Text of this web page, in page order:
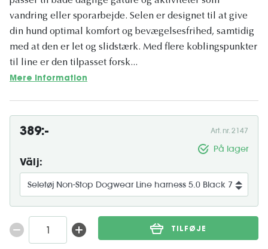
vandring eller sporarbejde. Selen er designet til at give
din hund optimal komfort og bevægelsesfrihed, samtidig
med at den er let og slidstærk. Med flere koblingspunkter
til line er den tilpasset forsk...
Mere information
389:- Art. nr. 2147
På lager
Välj:
TILFØJE